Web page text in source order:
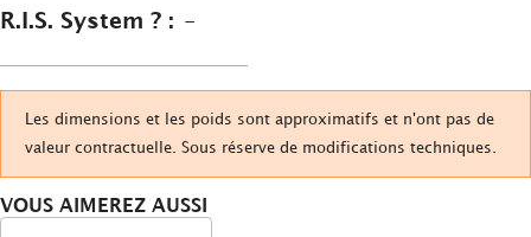
R.I.S. System ? : -
Les dimensions et les poids sont approximatifs et n'ont pas de
valeur contractuelle. Sous réserve de modifications techniques.
VOUS AIMEREZ AUSSI